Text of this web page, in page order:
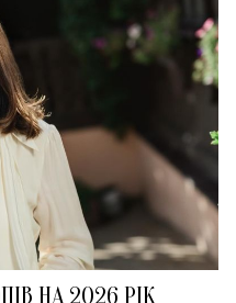
НА 2026 РІК